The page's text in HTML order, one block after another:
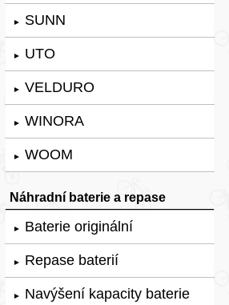
► SUNN
► UTO
► VELDURO
► WINORA
► WOOM
Náhradní baterie a repase
► Baterie originální
► Repase baterií
► Navýšení kapacity baterie